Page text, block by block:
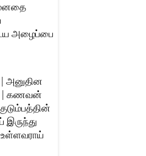
அழைப்பை
| அனுதின
| கணவன்